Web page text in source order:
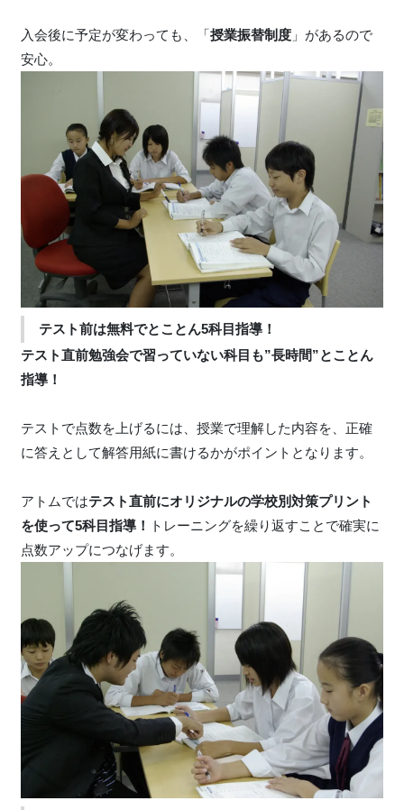
入会後に予定が変わっても、「授業振替制度」があるので
安心。
テスト前は無料でとことん5科目指導！
テスト直前勉強会で習っていない科目も”長時間”とことん
指導！
テストで点数を上げるには、授業で理解した内容を、正確
に答えとして解答用紙に書けるかがポイントとなります。
アトムではテスト直前にオリジナルの学校別対策プリント
を使って5科目指導！
トレーニングを繰り返すことで確実に
点数アップにつなげます。